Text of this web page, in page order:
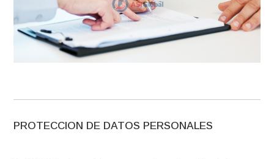
PROTECCION DE DATOS PERSONALES